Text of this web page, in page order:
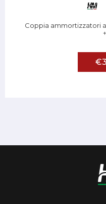
Coppia ammortizzatori